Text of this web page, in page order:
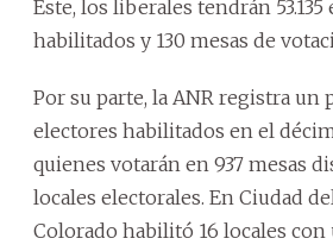
Este, los liberales tendrán 53.135
habilitados y 130 mesas de
Por su parte, la ANR registra un
electores habilitados en el
quienes votarán en 937 mesas
locales electorales. En Ciudad
Colorado habilitó 16 locales con